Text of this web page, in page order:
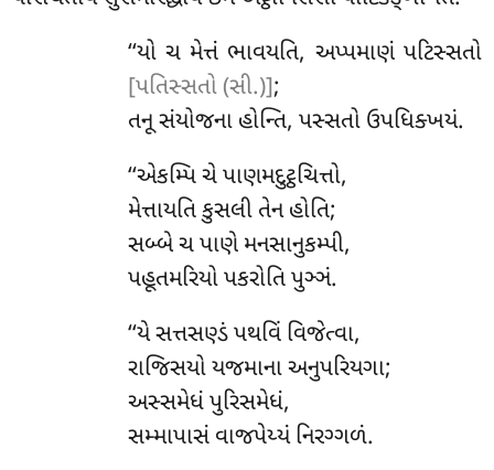
‘‘યો ચ મેત્તં ભાવયતિ, અપ્પમાણં પટિસ્સતો
[પતિસ્સતો (સી.)];
તનૂ સંયોજના હોન્તિ, પસ્સતો ઉપધિક્ખયં.
‘‘એકમ્પિચે પાણમદુટ્ઠચિત્તો,
મેત્તાયતિ કુસલી તેન હોતિ;
સબ્બે ચ પાણે મનસાનુકમ્પી,
પહૂતમરિયો પકરોતિ પુઞ્ઞં.
‘‘યે સત્તસણ્ડં પથવિં વિજેત્વા,
રાજિસયો યજમાના અનુપરિયગા;
અસ્સમેધં પુરિસમેધં,
સમ્માપાસં વાજપેય્યં નિરગ્ગળં.